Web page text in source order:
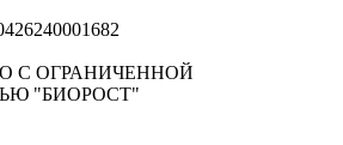
С ОГРАНИЧЕННОЙ
"БИОРОСТ"